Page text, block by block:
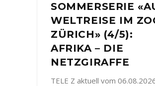
SOMMERSERIE
WELTREISE IM
ZÜRICH» (4/5):
AFRIKA – DIE
NETZGIRAFFE
TELE Z aktuell vom